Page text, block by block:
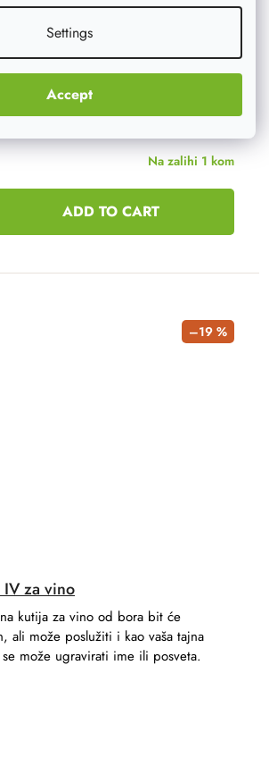
Settings
Accept
Na zalihi 1 kom
ADD TO CART
–19 %
za vino
kutija za vino od bora bit će
ali može poslužiti i kao vaša tajna
može ugravirati ime ili posveta.